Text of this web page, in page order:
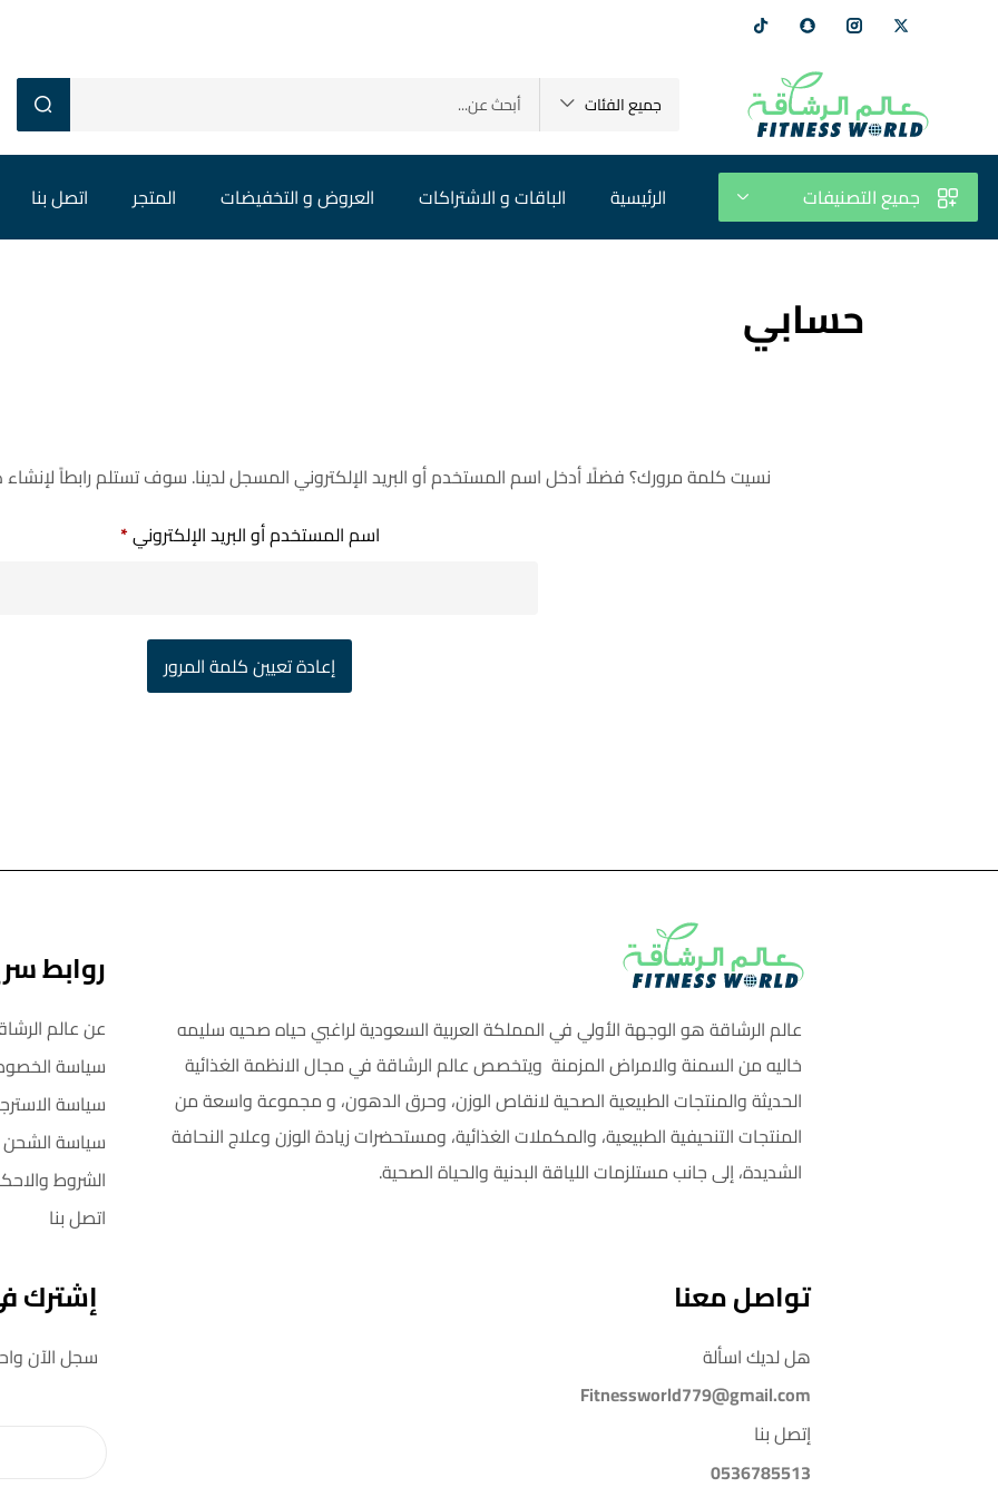
جميع الفئات
جميع التصنيفات الرئيسية الباقات و الاشتراكات العروض و التخفيضات المتجر اتصل بنا
حسابي
نسيت كلمة مرورك؟ فضلًا أدخل اسم المستخدم أو البريد الإلكتروني المسجل لدينا. سوف تستلم رابطاً لإنشاء
اسم المستخدم أو البريد الإلكتروني*
إعادة تعيين كلمة المرور
عالم الرشاقة هو الوجهة الأولي في المملكة العربية السعودية لراغبي حياه صحيه سليمه
خاليه من السمنة والامراض المزمنة ويتخصص عالم الرشاقة في مجال الانظمة الغذائية
الحديثة والمنتجات الطبيعية الصحية لانقاص الوزن، وحرق الدهون، و مجموعة واسعة من
المنتجات التنحيفية الطبيعية، والمكملات الغذائية، ومستحضرات زيادة الوزن وعلاج النحافة
الشديدة، إلى جانب مستلزمات اللياقة البدنية والحياة الصحية.
روابط
عن عالم
سياسة
سياسة
سياسة الشحن
الشروط
اتصل بنا
تواصل معنا
هل لديك اسألة
Fitnessworld779@gmail.com
إتصل بنا
0536785513
إشترك
سجل الآن واحصل على خصم 5٪